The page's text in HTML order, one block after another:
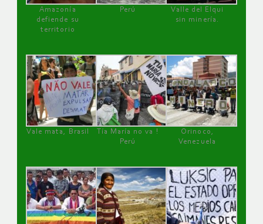
Amazonía
defiende su
territorio
Perú
Valle del Elqui
sin minería.
Vale mata, Brasil
Tía María no va !
Perú
Orinoco,
Venezuela